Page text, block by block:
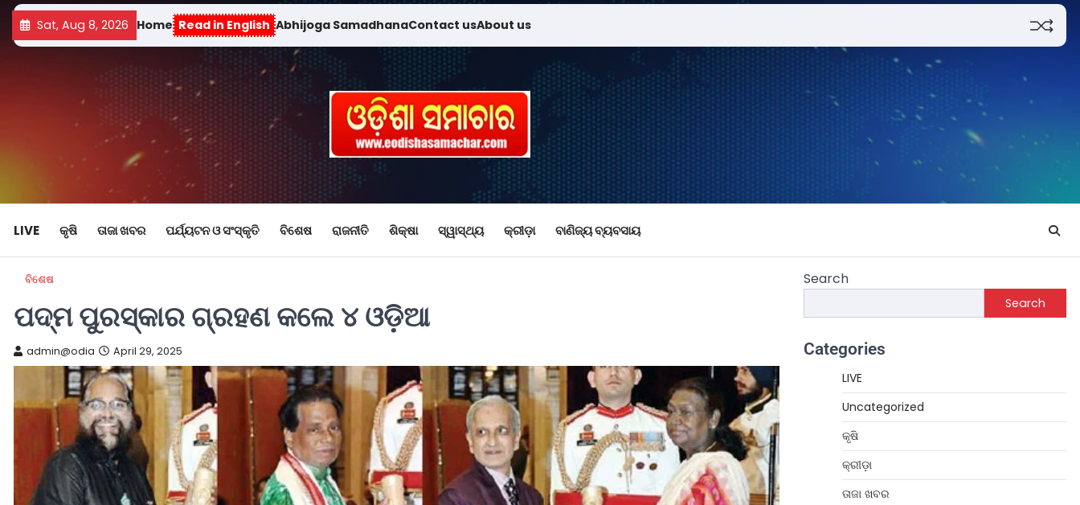
Sat, Aug 8, 2026 Home Read in English Abhijoga SamadhanaContact usAbout us
LIVE କୃଷି ତାଜା ଖବର ପର୍ଯ୍ୟଟନ ଓ ସଂସ୍କୃତି ବିଶେଷ ରାଜନୀତି ଶିକ୍ଷା ସ୍ୱାସ୍ଥ୍ୟ କ୍ରୀଡ଼ା ବାଣିଜ୍ୟ ବ୍ୟବସାୟ
ବିଶେଷ
ପଦ୍ମ ପୁରସ୍କାର ଗ୍ରହଣ କଲେ ୪ ଓଡ଼ିଆ
admin@odia April 29, 2025
Search
Search
Categories
LIVE
Uncategorized
କୃଷି
କ୍ରୀଡ଼ା
ତାଜା ଖବର